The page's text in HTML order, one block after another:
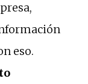
eso.